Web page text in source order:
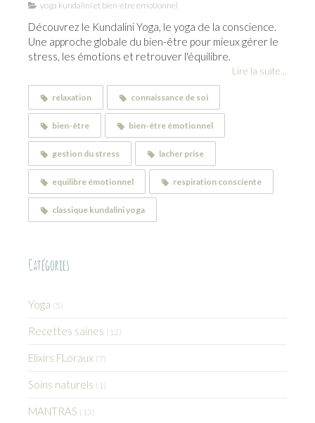
yoga kundalini et bien-être émotionnel
Découvrez le Kundalini Yoga, le yoga de la conscience.
Une approche globale du bien-être pour mieux gérer le
stress, les émotions et retrouver l'équilibre.
Lire la suite...
relaxation connaissance de soi
bien-être bien-être émotionnel
gestion du stress lacher prise
equilibre émotionnel respiration consciente
classique kundalini yoga
Catégories
Yoga (5)
Recettes saines (12)
Elixirs FLoraux (7)
Soins naturels (1)
MANTRAS (13)